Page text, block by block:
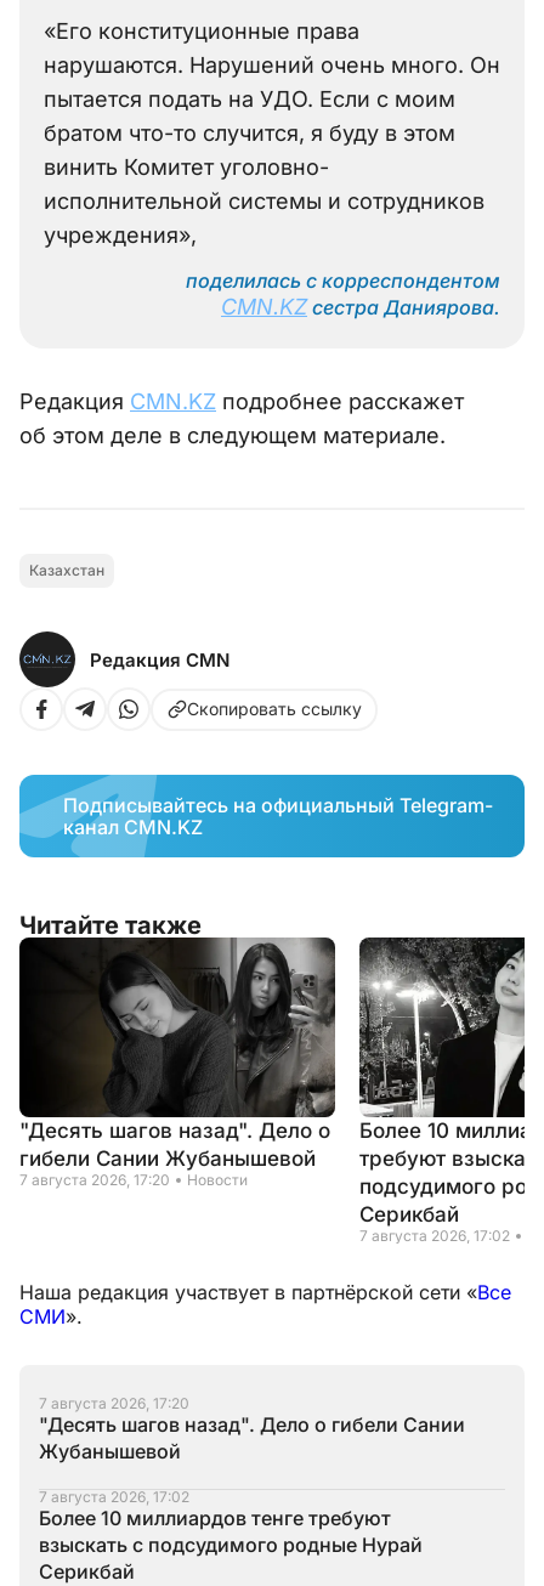
«Его конституционные права
нарушаются. Нарушений очень много. Он
пытается подать на УДО. Если с моим
братом что-то случится, я буду в этом
винить Комитет уголовно-
исполнительной системы и сотрудников
учреждения»,
поделилась с корреспондентом
CMN.KZсестра Даниярова.
Редакция CMN.KZ подробнее расскажет
об этом деле в следующем материале.
Казахстан
Редакция CMN
Скопировать ссылку
Подписывайтесь на официальный Telegram-
канал CMN.KZ
Читайте также
"Десять шагов назад". Дело о
гибели Сании Жубанышевой
7 августа 2026, 17:20 Новости
Более 10
требуют
подсудимого
Серикбай
7 августа 2026, 17:02
Наша редакция участвует в партнёрской сети «Все
СМИ».
7 августа 2026, 17:20
"Десять шагов назад". Дело о гибели Сании
Жубанышевой
7 августа 2026, 17:02
Более 10 миллиардов тенге требуют
взыскать с подсудимого родные Нурай
Серикбай